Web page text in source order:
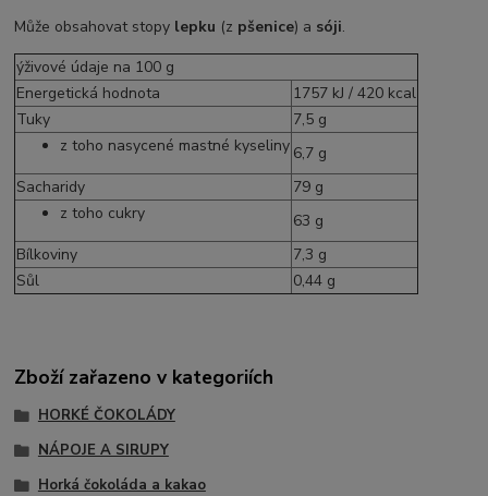
Může obsahovat stopy lepku (z pšenice) a sóji.
ýživové údaje na 100 g
Energetická hodnota
1757 kJ / 420 kcal
Tuky
7,5 g
z toho nasycené mastné kyseliny 6,7 g
Sacharidy
79 g
z toho cukry
63 g
Bílkoviny
7,3 g
Sůl
0,44 g
Zboží zařazeno v kategoriích
HORKÉ ČOKOLÁDY
NÁPOJE A SIRUPY
Horká čokoláda a kakao